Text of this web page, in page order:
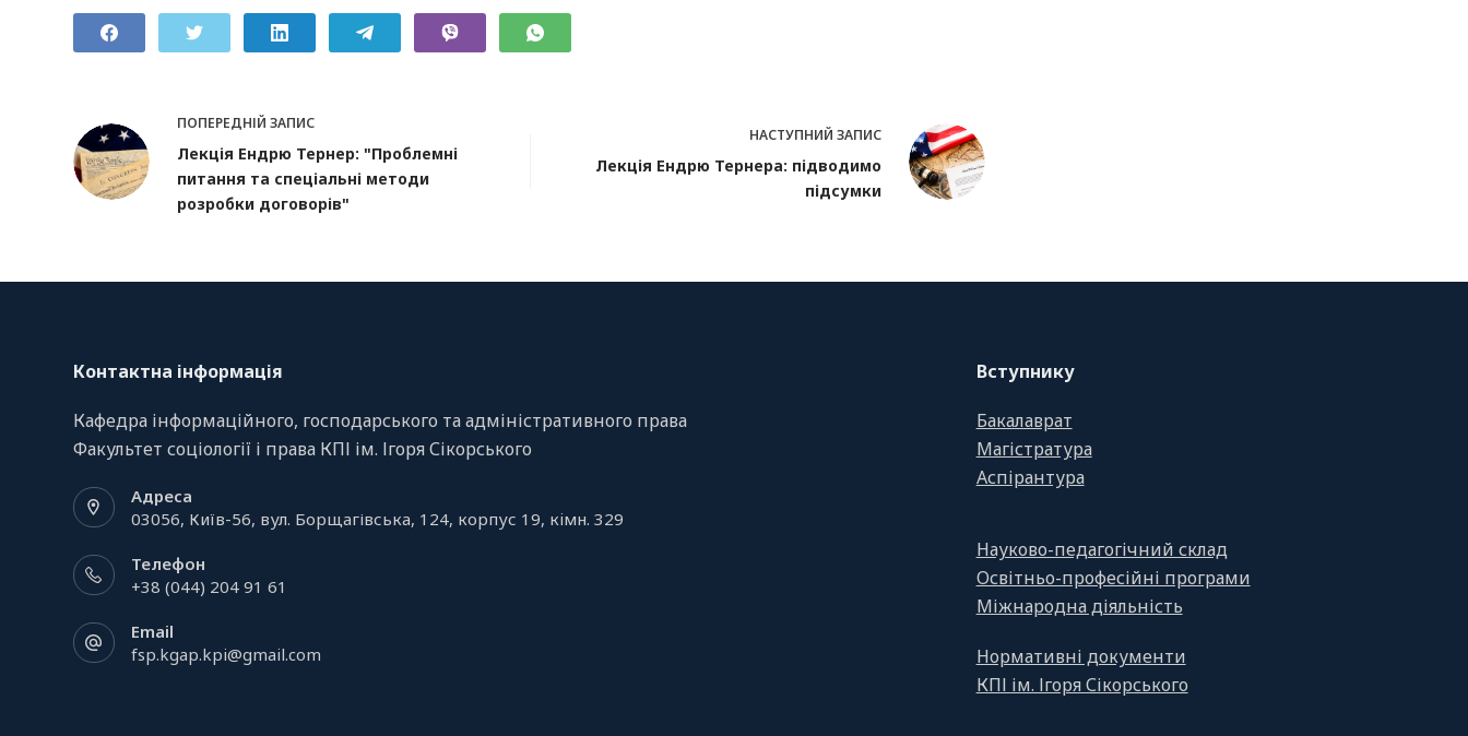
ПОПЕРЕДНІЙЗАПИС
Лекція Ендрю Тернер: "Проблемні
питання та спеціальні методи
розробки договорів"
НАСТУПНИЙ ЗАПИС
Лекція Ендрю Тернера: підводимо
підсумки
Контактна інформація
Кафедра інформаційного, господарського та адміністративного права
Факультет соціології і права КПІ ім. Ігоря Сікорського
Адреса
03056, Київ-56, вул. Борщагівська, 124, корпус 19, кiмн. 329
Телефон
+38 (044) 204 91 61
Email
fsp.kgap.kpi@gmail.com
Вступнику
Бакалаврат
Магістратура
Аспірантура
Науково-педагогічний склад
Освітньо-професійні програми
Міжнародна діяльність
Нормативні документи
КПІ ім. Ігоря Сікорського